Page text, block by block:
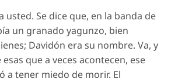
usted. Se dice que, en la banda de
un granado yagunzo, bien
Davidón era su nombre. Va, y
que a veces acontecen, ese
a tener miedo de morir. El